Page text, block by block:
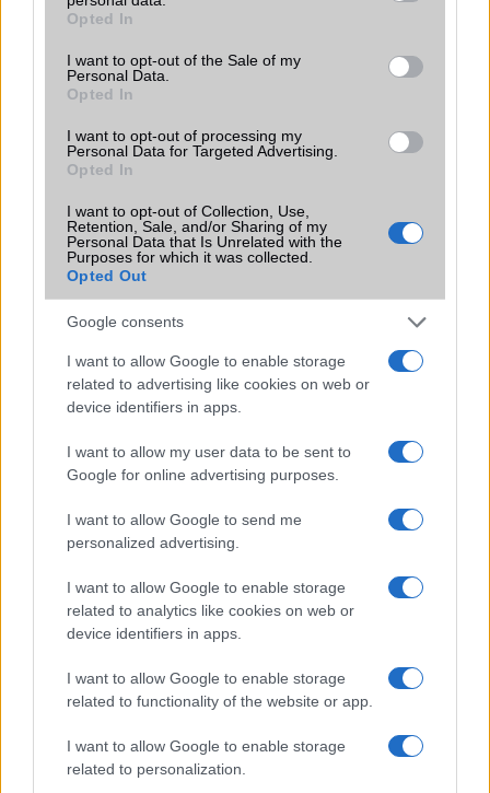
grant or deny consent to Google and its third-party tags to
use your data for below specified purposes in below Google
consent section.
Opted In
I want to opt-out of the Sale of my
Personal Data.
Opted In
I want to opt-out of processing my
Personal Data for Targeted Advertising.
Opted In
I want to opt-out of Collection, Use,
Retention, Sale, and/or Sharing of my
Personal Data that Is Unrelated with the
Purposes for which it was collected.
Opted Out
Google consents
I want to allow Google to enable storage
related to advertising like cookies on web or
device identifiers in apps.
I want to allow my user data to be sent to
Google for online advertising purposes.
I want to allow Google to send me
personalized advertising.
I want to allow Google to enable storage
related to analytics like cookies on web or
device identifiers in apps.
I want to allow Google to enable storage
related to functionality of the website or app.
I want to allow Google to enable storage
related to personalization.
Fotókon a Google Nexus S4
Forradalmi frissítés érkezhet a Samsung új készülékeire
Az Apple Watch új alvási funkciója egyre több helyen válik
Hatalmas megújulás jöhet az iPad mininél – OLED
kijelzővel és új funkciókkal érkezhet
További hírek
LEGOLVASOTTABBAK
Számos népszerű Samsung Galaxy készülék kimarad a One
UI 9 frissítésből – itt a lista az érintett modellekről
Apple az új csúcsmobilokról
észrevétlenül könnyíti meg a mindennapokat
Ez a rejtett Samsung funkció teljesen megváltoztatja a
mobilhasználatot – sokan mégsem tudnak róla
Nem biztos, hogy érdemes kivárni az iPhone 18 Prot
kamerás funkcióját
Itt a vég a Galaxy S23 széria számára: a One UI 9 lehet az
utolsó nagy frissítés